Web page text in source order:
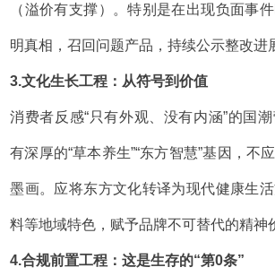
（溢价有支撑）。特别是在出现负面事
明真相，召回问题产品，持续公示整改进
3.文化生长工程：从符号到价值
消费者反感“只有外观、没有内涵”的国
有深厚的“草本养生”“东方智慧”基因，不
墨画。应将东方文化转译为现代健康生
料等地域特色，赋予品牌不可替代的精神
4.合规前置工程：这是生存的“第0条”